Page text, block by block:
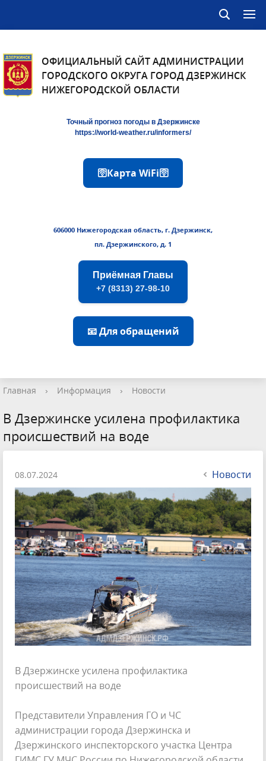
ОФИЦИАЛЬНЫЙ САЙТ АДМИНИСТРАЦИИ
ГОРОДСКОГО ОКРУГА ГОРОД ДЗЕРЖИНСК
НИЖЕГОРОДСКОЙ ОБЛАСТИ
Точный прогноз погоды в Дзержинске
https://world-weather.ru/informers/
🛜Карта WiFi🛜
606000 Нижегородская область, г. Дзержинск,
пл. Дзержинского, д. 1
Приёмная Главы
+7 (8313) 27-98-10
📧 Для обращений
Главная › Информация › Новости
В Дзержинске усилена профилактика
происшествий на воде
08.07.2024 Новости
В Дзержинске усилена профилактика
происшествий на воде
Представители Управления ГО и ЧС
администрации города Дзержинска и
Дзержинского инспекторского участка Центра